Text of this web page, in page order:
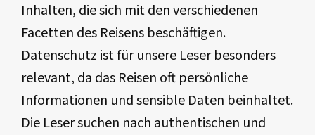
Inhalten, die sich mit den verschiedenen
Facetten des Reisens beschäftigen.
Datenschutz ist für unsere Leser besonders
relevant, da das Reisen oft persönliche
Informationen und sensible Daten beinhaltet.
Die Leser suchen nach authentischen und